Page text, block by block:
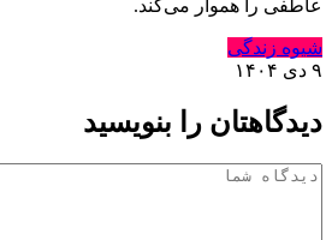
عاطفی را هموار می‌کند.
شیوه زندگی
۹ دی ۱۴۰۴
دیدگاهتان را بنویسید